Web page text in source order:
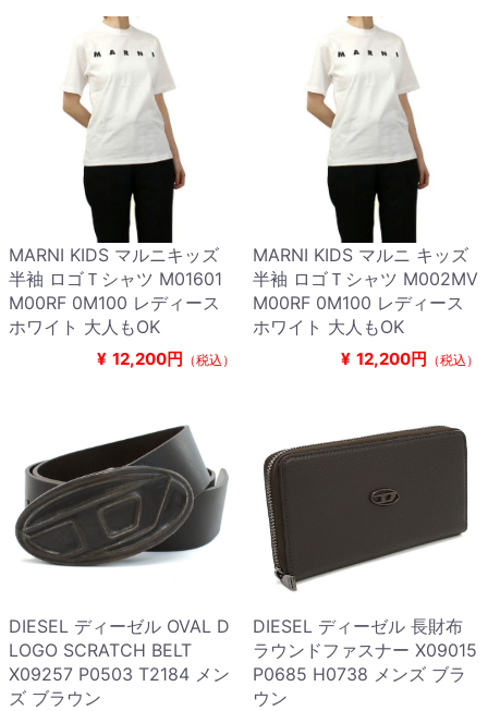
MARNI KIDS マルニキッズ
半袖 ロゴＴシャツ M01601
M00RF 0M100 レディース
ホワイト 大人もOK
¥ 12,200円 （税込）
MARNI KIDS マルニ キッズ
半袖 ロゴＴシャツ M002MV
M00RF 0M100 レディース
ホワイト 大人もOK
¥ 12,200円 （税込）
DIESEL ディーゼル OVAL D
LOGO SCRATCH BELT
X09257 P0503 T2184 メン
ズ ブラウン
DIESEL ディーゼル 長財布
ラウンドファスナー X09015
P0685 H0738 メンズ ブラ
ウン